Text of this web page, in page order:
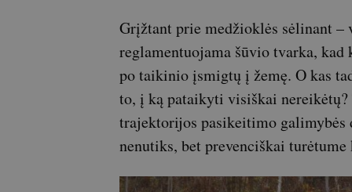
Grįžtant prie medžioklės sėlinant
reglamentuojama šūvio tvarka,
po taikinio įsmigtų į žemę. O kas
to, į ką pataikyti visiškai
trajektorijos pasikeitimo
nenutiks, bet prevenciškai